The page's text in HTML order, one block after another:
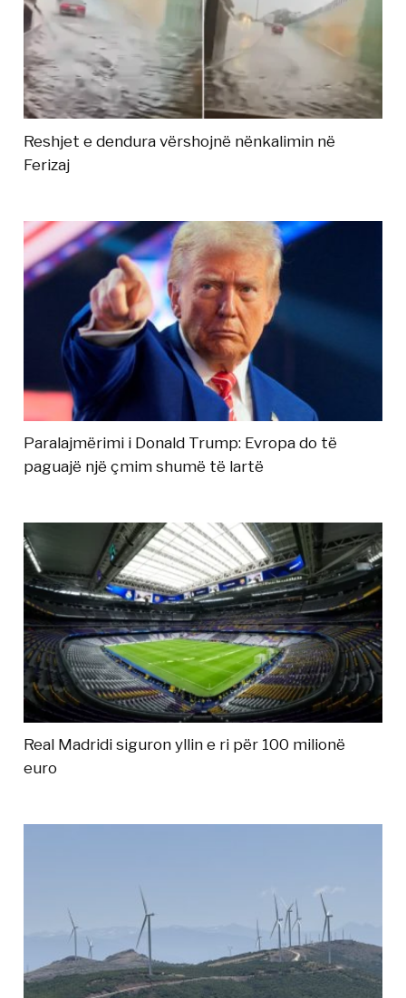
Reshjet e dendura vërshojnë nënkalimin në
Ferizaj
Paralajmërimi i Donald Trump: Evropa do të
paguajë një çmim shumë të lartë
Real Madridi siguron yllin e ri për 100 milionë
euro